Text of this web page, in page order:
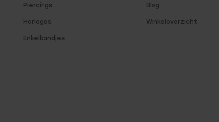
Piercings
Horloges
Enkelbandjes
Blog
Winkeloverzicht